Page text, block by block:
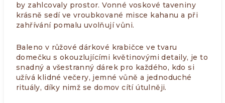
by zahlcovaly prostor. Vonné voskové taveniny
krásně sedí ve vroubkované misce kahanu a při
zahřívání pomalu uvolňují vůni.
Baleno v růžové dárkové krabičce ve tvaru
domečku s okouzlujícími květinovými detaily, je to
snadný a všestranný dárek pro každého, kdo si
užívá klidné večery, jemné vůně a jednoduché
rituály, díky nimž se domov cítí útulněji.